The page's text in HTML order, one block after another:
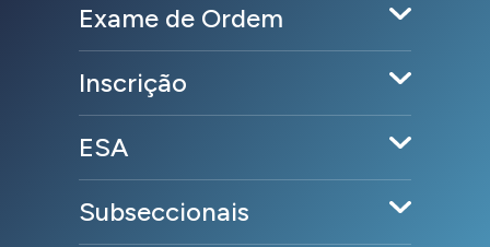
Exame de Ordem
Inscrição
ESA
Subseccionais